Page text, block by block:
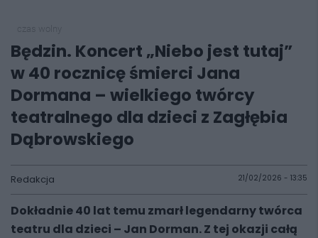
Będzin. Koncert „Niebo jest tutaj”
w 40 rocznicę śmierci Jana
Dormana – wielkiego twórcy
teatralnego dla dzieci z Zagłębia
Dąbrowskiego
Redakcja 21/02/2026 - 13:35
Dokładnie 40 lat temu zmarł legendarny twórca
teatru dla dzieci – Jan Dorman. Z tej okazji całą